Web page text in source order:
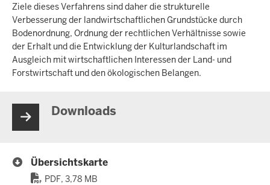
Ziele dieses Verfahrens sind daher die strukturelle
Verbesserung der landwirtschaftlichen Grundstücke durch
Bodenordnung, Ordnung der rechtlichen Verhältnisse sowie
der Erhalt und die Entwicklung der Kulturlandschaft im
Ausgleich mit wirtschaftlichen Interessen der Land- und
Forstwirtschaft und den ökologischen Belangen.
Downloads
Übersichtskarte
PDF, 3,78 MB